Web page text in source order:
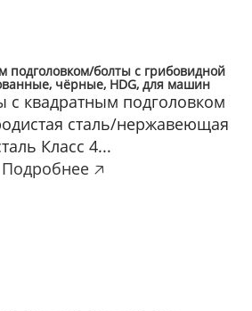
подголовком/болты с грибовидной
чёрные, HDG, для машин
с квадратным подголовком
сталь/нержавеющая
Класс 4...
Подробнее 🡥